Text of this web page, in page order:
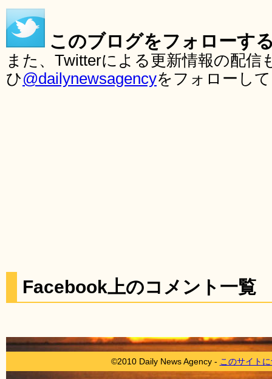
このブログをフォローす
また、Twitterによる更新情報の配
ひ@dailynewsagencyをフォローし
Facebook上のコメント一覧
©2010 Daily News Agency - このサイト